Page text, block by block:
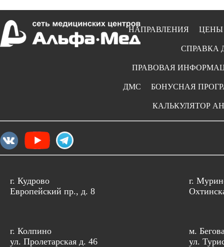
ЦЕНЫ
НАПРАВЛЕНИЯ
СПРАВКА
ПРАВОВАЯ
БОНУСНАЯ
ДМС
КАЛЬКУЛЯТОР
г. Кудрово
Европейский пр., д. 8
г.
г. Колпино
ул. Пролетарская д. 46
м.
ул.